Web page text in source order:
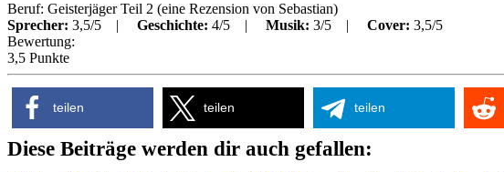
Beruf: Geisterjäger Teil 2 (eine Rezension von Sebastian)
Sprecher: 3,5/5 | Geschichte: 4/5 | Musik: 3/5 | Cover: 3,5/5
Bewertung:
3,5 Punkte
teilen teilen teilen
Diese Beiträge werden dir auch gefallen: